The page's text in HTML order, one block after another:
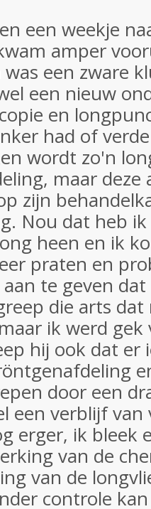
een weekje
amper
een zware
een nieuw
en
had of
wordt zo'n
maar deze
zijn
Nou dat heb
heen en ik
praten en
te geven
die arts
ik werd
hij ook dat er
door een
een verblijf
erger, ik bleek
van de
van de
controle